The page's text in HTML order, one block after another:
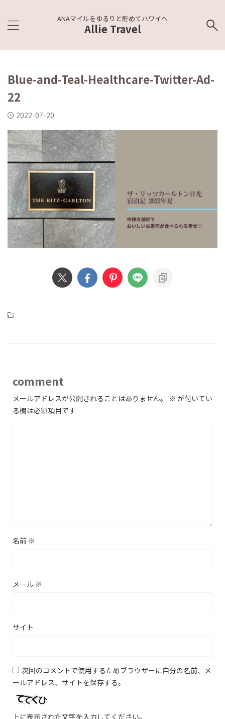
ANAマイルをゆるりと貯めてハワイへ
Allie Travel
Blue-and-Teal-Healthcare-Twitter-Ad-
22
2022-07-20
-
comment
メールアドレスが公開されることはありません。 ※ が付いてい
る欄は必須項目です
名前 ※
メール ※
サイト
次回のコメントで使用するためブラウザーに自分の名前、メ
ールアドレス、サイトを保存する。
上に表示された文字を入力してください。